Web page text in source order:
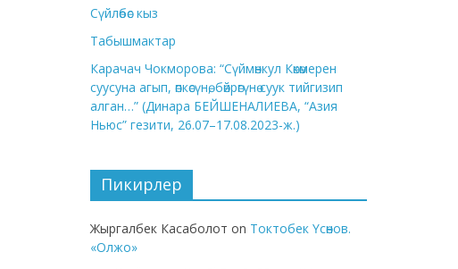
Сүйлөбөс кыз
Табышмактар
Карачач Чокморова: “Сүймөнкул Көкөмерен
суусуна агып, өпкөсүнө, бөйрөгүнө суук тийгизип
алган…” (Динара БЕЙШЕНАЛИЕВА, “Азия
Ньюс” гезити, 26.07–17.08.2023-ж.)
Пикирлер
Жыргалбек Касаболот on Токтобек Үсөнов.
«Олжо»